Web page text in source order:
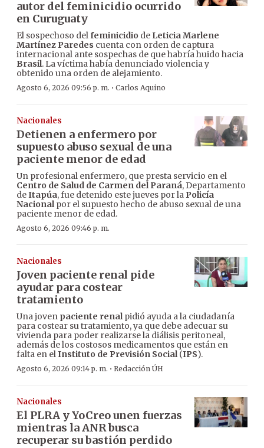
autor del feminicidio ocurrido
en Curuguaty
El sospechoso delfeminicidio de Leticia Marlene
Martínez Paredes cuenta con orden de captura
internacional ante sospechas de que habría huido hacia
Brasil. La víctima había denunciado violencia y
obtenido una orden de alejamiento.
Agosto 6, 2026 09:56 p. m. · Carlos Aquino
Nacionales
Detienen a enfermero por
supuesto abuso sexual de una
paciente menor de edad
Un profesional enfermero, que presta servicio en el
Centro de Salud de Carmen del Paraná, Departamento
deItapúa, fue detenido este jueves por la Policía
Nacionalpor el supuesto hecho de abuso sexual de una
paciente menor de edad.
Agosto 6, 2026 09:46 p. m.
Nacionales
Joven paciente renal pide
ayudar para costear
tratamiento
Una joven paciente renalpidió ayuda a la ciudadanía
para costear su tratamiento, ya que debe adecuar su
vivienda para poder realizarse la diálisis peritoneal,
además de los costosos medicamentos que están en
falta en elInstituto de Previsión Social(IPS).
Agosto 6, 2026 09:14 p. m. · Redacción ÚH
Nacionales
El PLRA y YoCreo unen fuerzas
mientras la ANR busca
recuperar su bastión perdido